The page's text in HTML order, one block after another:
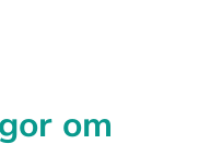
om